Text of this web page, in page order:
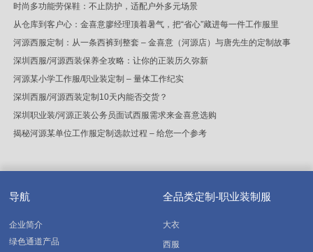
时尚多功能劳保鞋：不止防护，适配户外多元场景
从仓库到客户心：金喜意廖经理顶着暑气，把“省心”藏进每一件工作服里
河源西服定制：从一条西裤到整套 – 金喜意（河源店）与唐先生的定制故事
深圳西服/河源西装保养全攻略：让你的正装历久弥新
河源某小学工作服/职业装定制 – 量体工作纪实
深圳西服/河源西装定制10天内能否交货？
深圳职业装/河源正装公务员面试西服需求来金喜意选购
揭秘河源某单位工作服定制选款过程 – 给您一个参考
导航
企业简介
绿色通道产品
全品类定制-职业装制服
大衣
西服